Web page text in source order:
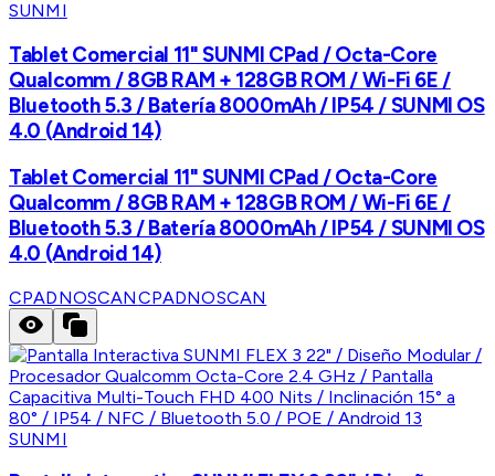
SUNMI
Tablet Comercial 11" SUNMI CPad / Octa-Core
Qualcomm / 8GB RAM + 128GB ROM / Wi-Fi 6E /
Bluetooth 5.3 / Batería 8000mAh / IP54 / SUNMI OS
4.0 (Android 14)
Tablet Comercial 11" SUNMI CPad / Octa-Core
Qualcomm / 8GB RAM + 128GB ROM / Wi-Fi 6E /
Bluetooth 5.3 / Batería 8000mAh / IP54 / SUNMI OS
4.0 (Android 14)
CPADNOSCANCPADNOSCAN
SUNMI